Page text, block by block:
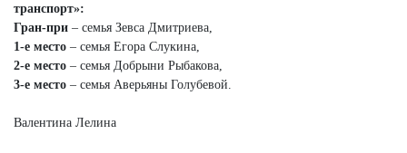
транспорт»:
Гран-при – семья Зевса Дмитриева,
1-е место – семья Егора Слукина,
2-е место – семья Добрыни Рыбакова,
3-е место – семья Аверьяны Голубевой.
Валентина Лелина